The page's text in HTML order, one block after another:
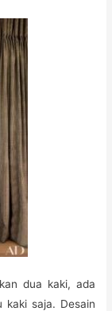
dua kaki, ada
kaki saja. Desain